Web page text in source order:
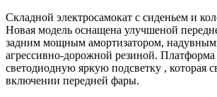
Складной электросамокат с сиденьем и
Новая модель оснащена улучшеной
задним мощным амортизатором,
агрессивно-дорожной резиной. Платформа
светодиодную яркую подсветку , которая
включении передней фары.